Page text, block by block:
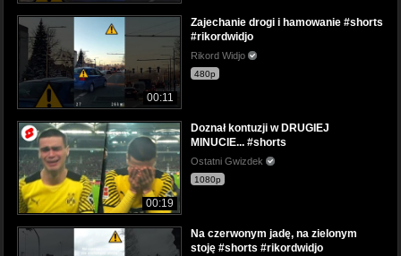
00:11
Zajechanie drogi i hamowanie #shorts
#rikordwidjo
Rikord Widjo
480p
00:19
Doznał kontuzji w DRUGIEJ
MINUCIE... #shorts
Ostatni Gwizdek
1080p
Na czerwonym jadę, na zielonym
stoję #shorts #rikordwidjo